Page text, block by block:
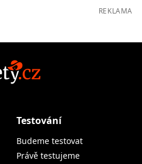
REKLAMA
Testování
Budeme testovat
Právě testujeme